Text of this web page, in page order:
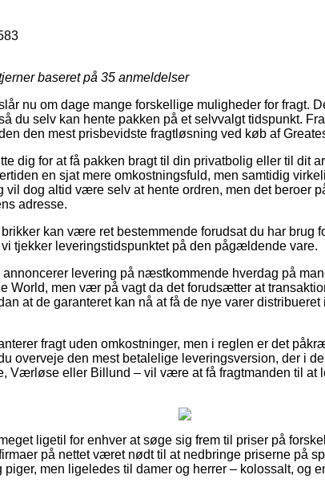
baseret på 35 anmeldelser
nu om dage mange forskellige muligheder for fragt.
du selv kan hente pakken på et selvvalgt tidspunkt.
den mest prisbevidste fragtløsning ved køb af
dig for at få pakken bragt til din privatbolig eller til dit
en sjat mere omkostningsfuld, men samtidig
vil dog altid være selv at hente ordren, men det beroer
adresse.
kan være ret bestemmende forudsat du har brug
tjekker leveringstidspunktet på den pågældende vare.
levering på næstkommende hverdag på
World, men vær på vagt da det forudsætter at
at de garanteret kan nå at få de nye varer
fragt uden omkostninger, men i reglen er det
overveje den mest betalelige leveringsversion, der i
Værløse eller Billund – vil være at få fragtmanden til at
ligetil for enhver at søge sig frem til priser på
på nettet været nødt til at nedbringe priserne på
piger, men ligeledes til damer og herrer – kolossalt, og